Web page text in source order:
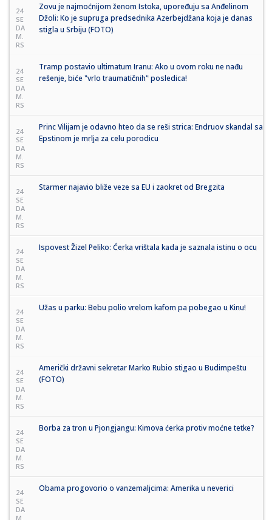
24
SE
DA
M.
RS
Zovu je najmoćnijom ženom Istoka, upoređuju sa Anđelinom
Džoli: Ko je supruga predsednika Azerbejdžana koja je danas
stigla u Srbiju (FOTO)
24
SE
DA
M.
RS
Tramp postavio ultimatum Iranu: Ako u ovom roku ne nađu
rešenje, biće "vrlo traumatičnih" posledica!
24
SE
DA
M.
RS
Princ Vilijam je odavno hteo da se reši strica: Endruov skandal sa
Epstinom je mrlja za celu porodicu
24
SE
DA
M.
RS
Starmer najavio bliže veze sa EU i zaokret od Bregzita
24
SE
DA
M.
RS
Ispovest Žizel Peliko: Ćerka vrištala kada je saznala istinu o ocu
24
SE
DA
M.
RS
Užas u parku: Bebu polio vrelom kafom pa pobegao u Kinu!
24
SE
DA
M.
RS
Američki državni sekretar Marko Rubio stigao u Budimpeštu
(FOTO)
24
SE
DA
M.
RS
Borba za tron u Pjongjangu: Kimova ćerka protiv moćne tetke?
24
SE
DA
M.
Obama progovorio o vanzemaljcima: Amerika u neverici